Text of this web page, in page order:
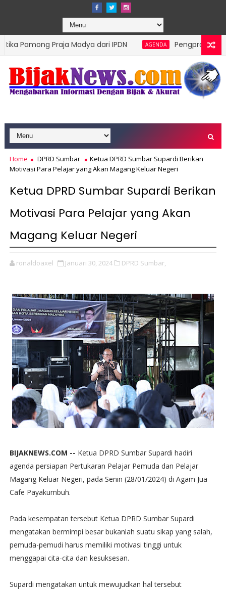
Madya dari IPDN AGENDA
Pengprov Squash
Home DPRD Sumbar
Ketua DPRD Sumbar Supardi Berikan
Motivasi Para Pelajar yang Akan Magang Keluar Negeri
Ketua DPRD Sumbar Supardi Berikan
Motivasi Para Pelajar yang Akan
Magang Keluar Negeri
ronaldoaxel Januari 30, 2024 DPRD Sumbar,
BIJAKNEWS.COM -- Ketua DPRD Sumbar Supardi hadiri
agenda persiapan Pertukaran Pelajar Pemuda dan Pelajar
Magang Keluar Negeri, pada Senin (28/01/2024) di Agam Jua
Cafe Payakumbuh.
Pada kesempatan tersebut Ketua DPRD Sumbar Supardi
mengatakan bermimpi besar bukanlah suatu sikap yang salah,
pemuda-pemudi harus memiliki motivasi tinggi untuk
menggapai cita-cita dan kesuksesan.
Supardi mengatakan untuk mewujudkan hal tersebut